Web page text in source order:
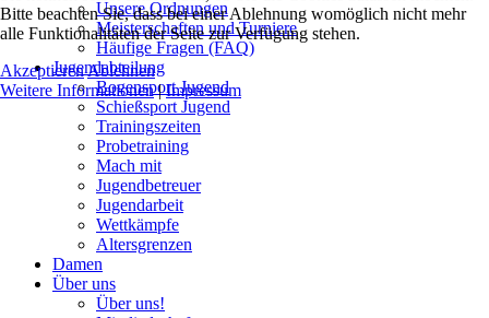
Unsere Ordnungen
Meisterschaften und Turniere
Häufige Fragen (FAQ)
Jugendabteilung
Bogensport Jugend
Schießsport Jugend
Trainingszeiten
Probetraining
Mach mit
Jugendbetreuer
Jugendarbeit
Wettkämpfe
Altersgrenzen
Damen
Über uns
Über uns!
Bitte beachten Sie, dass bei einer Ablehnung womöglich nicht mehr
alle Funktionalitäten der Seite zur Verfügung stehen.
AkzeptierenAblehnen
Weitere Informationen|Impressum